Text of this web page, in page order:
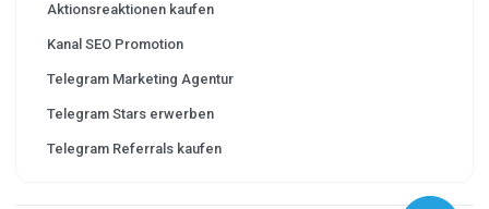
Aktionsreaktionen kaufen
Kanal SEO Promotion
Telegram Marketing Agentur
Telegram Stars erwerben
Telegram Referrals kaufen